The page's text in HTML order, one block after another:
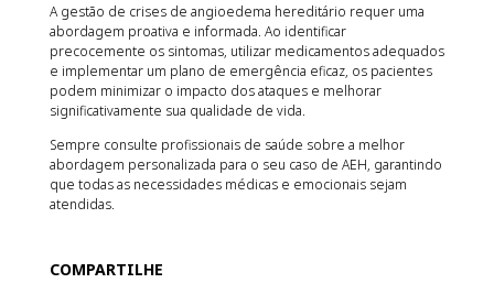
A gestão de crises de angioedema hereditário requer uma
abordagem proativa e informada. Ao identificar
precocemente os sintomas, utilizar medicamentos adequados
e implementar um plano de emergência eficaz, os pacientes
podem minimizar o impacto dos ataques e melhorar
significativamente sua qualidade de vida.
Sempre consulte profissionais de saúde sobre a melhor
abordagem personalizada para o seu caso de AEH, garantindo
que todas as necessidades médicas e emocionais sejam
atendidas.
COMPARTILHE